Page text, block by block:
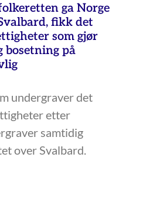
ga Norge
fikk det
som gjør
bosetning på
undergraver det
etter
samtidig
over Svalbard.